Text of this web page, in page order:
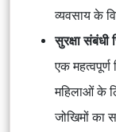
व्यवसाय के
सुरक्षा संबंधी
एक
महिलाओं के
जोखिमों का